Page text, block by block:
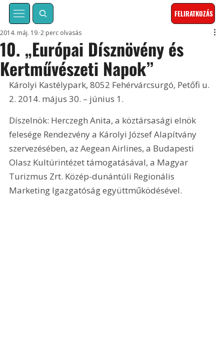
FELIRATKOZÁS
10. „Európai Dísznövény és
Kertművészeti Napok”
2014. máj. 19. 2 perc olvasás
Károlyi Kastélypark, 8052 Fehérvárcsurgó, Petőfi u.
2. 2014. május 30. – június 1.
Díszelnök: Herczegh Anita, a köztársasági elnök
felesége Rendezvény a Károlyi József Alapítvány
szervezésében, az Aegean Airlines, a Budapesti
Olasz Kultúrintézet támogatásával, a Magyar
Turizmus Zrt. Közép-dunántúli Regionális
Marketing Igazgatóság együttműködésével.